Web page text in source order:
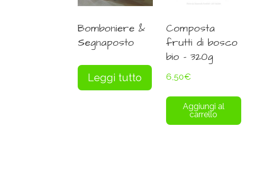
Bomboniere &
Segnaposto
Leggi tutto
Composta
frutti di bosco
bio – 320g
6,50€
Aggiungi al
carrello